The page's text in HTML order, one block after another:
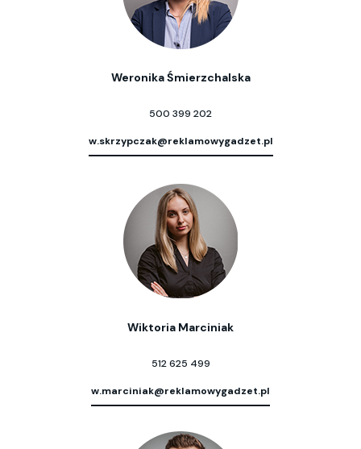
Weronika Śmierzchalska
500 399 202
w.skrzypczak@reklamowygadzet.pl
Wiktoria Marciniak
512 625 499
w.marciniak@reklamowygadzet.pl